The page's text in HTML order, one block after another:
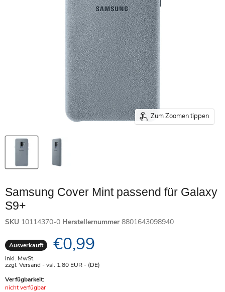
Zum Zoomen tippen
Samsung Cover Mint passend für Galaxy
S9+
SKU 10114370-0 Herstellernummer 8801643098940
Ausverkauft Aktueller Preis
€0,99
inkl. MwSt.
zzgl. Versand - vsl. 1,80 EUR- (DE)
Verfügbarkeit:
Achtung:
nicht verfügbar